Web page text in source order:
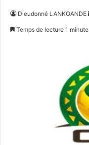
Dieudonné LANKOANDE
Temps de lecture 1 minute